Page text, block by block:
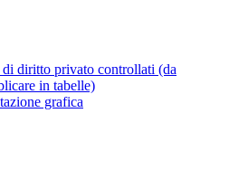
diritto privato controllati (da
in tabelle)
grafica